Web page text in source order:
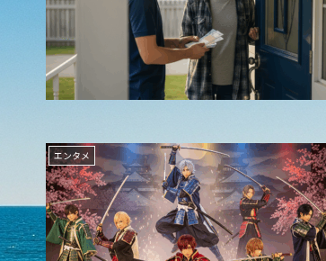
エンタメ